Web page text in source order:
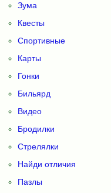
Зума
Квесты
Спортивные
Карты
Гонки
Бильярд
Видео
Бродилки
Стрелялки
Найди отличия
Пазлы